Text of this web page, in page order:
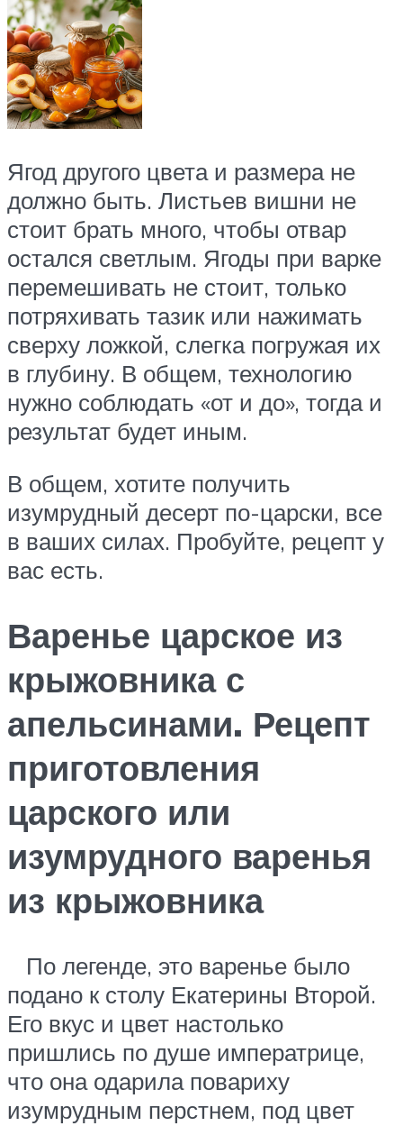
Ягод другого цвета и размера не
должно быть. Листьев вишни не
стоит брать много, чтобы отвар
остался светлым. Ягоды при варке
перемешивать не стоит, только
потряхивать тазик или нажимать
сверху ложкой, слегка погружая их
в глубину. В общем, технологию
нужно соблюдать «от и до», тогда и
результат будет иным.
В общем, хотите получить
изумрудный десерт по-царски, все
в ваших силах. Пробуйте, рецепт у
вас есть.
Варенье царское из
крыжовника с
апельсинами. Рецепт
приготовления
царского или
изумрудного варенья
из крыжовника
По легенде, это варенье было
подано к столу Екатерины Второй.
Его вкус и цвет настолько
пришлись по душе императрице,
что она одарила повариху
изумрудным перстнем, под цвет